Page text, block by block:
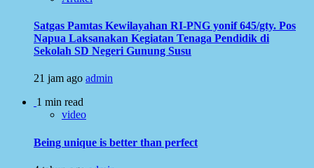
Satgas Pamtas Kewilayahan RI-PNG yonif 645/gty. Pos
Napua Laksanakan Kegiatan Tenaga Pendidik di
Sekolah SD Negeri Gunung Susu
21 jam ago admin
1 min read
video
Being unique is better than perfect